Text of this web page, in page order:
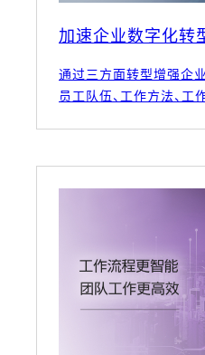
加速企业数字化转
通过三方面转型增强企
员工队伍、工作方法、工